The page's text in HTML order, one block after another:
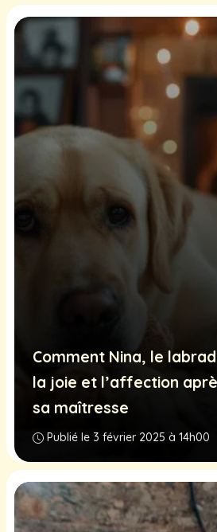
Comment Nina, le
la joie et l’affection
sa maîtresse
Publié le 3 février 2025 à 14h00